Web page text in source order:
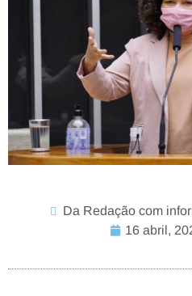
Da Redação com
16 abril,